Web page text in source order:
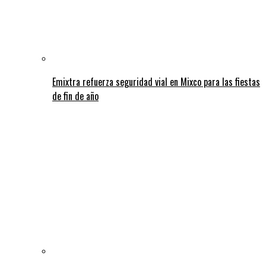
Emixtra refuerza seguridad vial en Mixco para las fiestas
de fin de año